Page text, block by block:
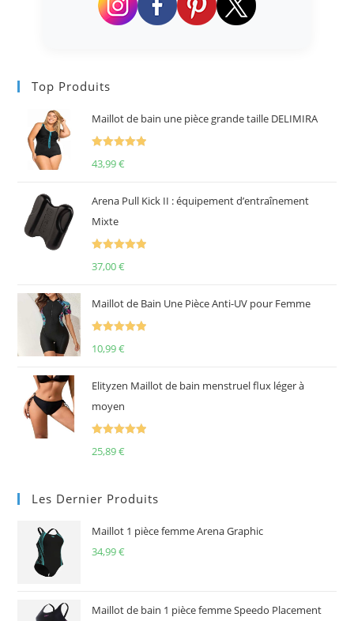
Top Produits
Maillot de bain une pièce grande taille DELIMIRA
43,99€
Arena Pull Kick II : équipement d’entraînement
Mixte
37,00€
Maillot de Bain Une Pièce Anti-UV pour Femme
10,99€
Elityzen Maillot de bain menstruel flux léger à
moyen
25,89€
Les Dernier Produits
Maillot 1 pièce femme Arena Graphic
34,99€
Maillot de bain 1 pièce femme Speedo Placement